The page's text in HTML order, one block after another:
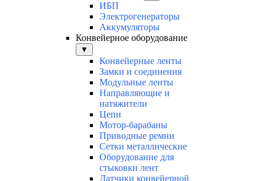
ИБП
Электрогенераторы
Аккумуляторы
Конвейерное оборудование
▼
Конвейерные ленты
Замки и соединения
Модульные ленты
Направляющие и
натяжители
Цепи
Мотор-барабаны
Приводные ремни
Сетки металлические
Оборудование для
стыковки лент
Датчики конвейерной